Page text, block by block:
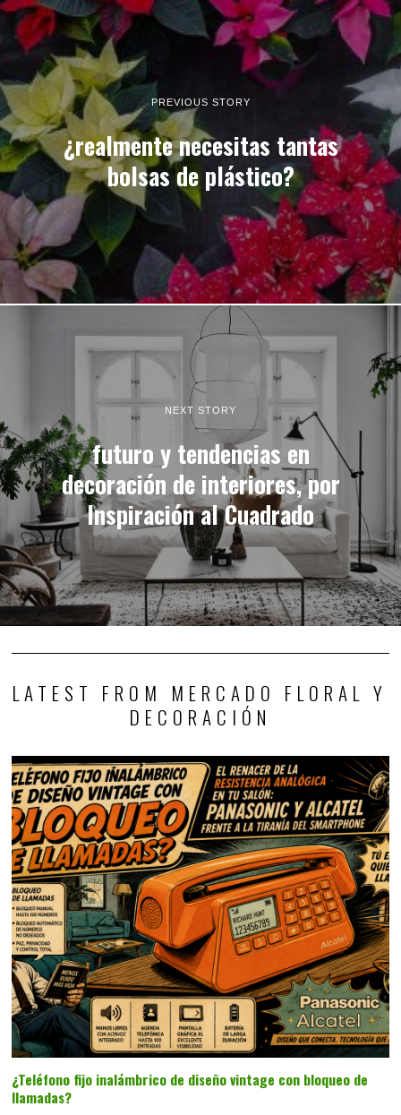
PREVIOUS STORY
¿realmente necesitas tantas
bolsas de plástico?
NEXT STORY
futuro y tendencias en
decoración de interiores, por
Inspiración al Cuadrado
LATEST FROM MERCADO FLORAL Y
DECORACIÓN
¿Teléfono fijo inalámbrico de diseño vintage con bloqueo de
llamadas?